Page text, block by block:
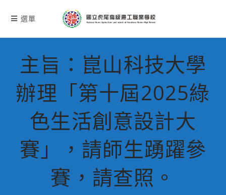
選單
主旨：崑山科技大學
辦理「第十屆2025綠
色生活創意設計大
賽」，請師生踴躍參
賽，請查照。